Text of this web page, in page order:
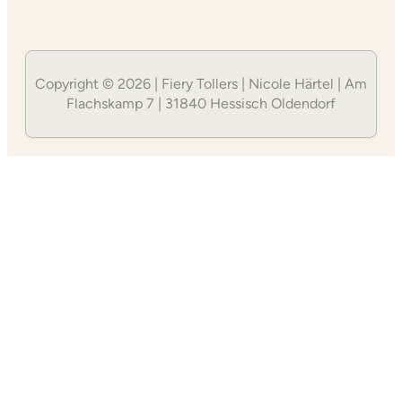
Copyright © 2026 | Fiery Tollers | Nicole Härtel | Am
Flachskamp 7 | 31840 Hessisch Oldendorf